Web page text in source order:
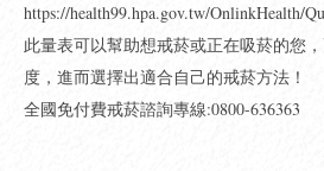
https://health99.hpa.gov.tw/OnlinkHealth/
此量表可以幫助想戒菸或正在吸菸的您
度，進而選擇出適合自己的戒菸方法！
全國免付費戒菸諮詢專線:0800-636363